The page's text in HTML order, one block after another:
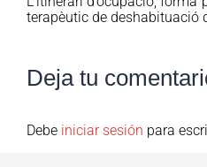
terapèutic de deshabituació
Deja tu
Debe iniciar sesión para